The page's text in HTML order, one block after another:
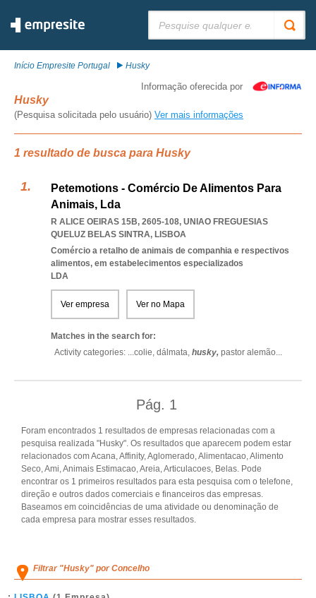
Início Empresite Portugal Husky
Informação oferecida por
Husky
(Pesquisa solicitada pelo usuário) Ver mais informações
1 resultado de busca para Husky
Petemotions - Comércio De Alimentos Para
Animais, Lda
R ALICE OEIRAS 15B, 2605-108, UNIAO FREGUESIAS
QUELUZ BELAS SINTRA, LISBOA
Comércio a retalho de animais de companhia e respectivos
alimentos, em estabelecimentos especializados
LDA
Ver empresa Ver no Mapa
Matches in the search for:
Activity categories: ...colie, dálmata, husky, pastor alemão...
Pág. 1
Foram encontrados 1 resultados de empresas relacionadas com a
pesquisa realizada "Husky". Os resultados que aparecem podem estar
relacionados com Acana, Affinity, Aglomerado, Alimentacao, Alimento
Seco, Ami, Animais Estimacao, Areia, Articulacoes, Belas. Pode
encontrar os 1 primeiros resultados para esta pesquisa com o telefone,
direção e outros dados comerciais e financeiros das empresas.
Baseamos em coincidências de uma atividade ou denominação de
cada empresa para mostrar esses resultados.
Filtrar "Husky" por Concelho